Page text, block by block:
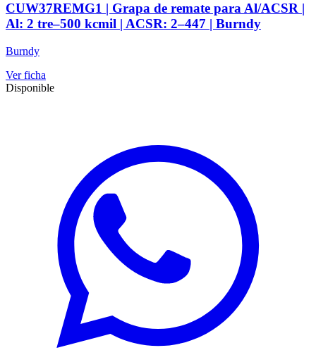
CUW37REMG1 | Grapa de remate para Al/ACSR |
Al: 2 tre–500 kcmil | ACSR: 2–447 | Burndy
Burndy
Ver ficha
Disponible